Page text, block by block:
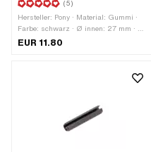
(5)
Hersteller: Pony · Material: Gummi ·
Farbe: schwarz · Ø innen: 27 mm · Ø
innen 2: 37 mm · Gesamtlänge: 160
EUR 11.80